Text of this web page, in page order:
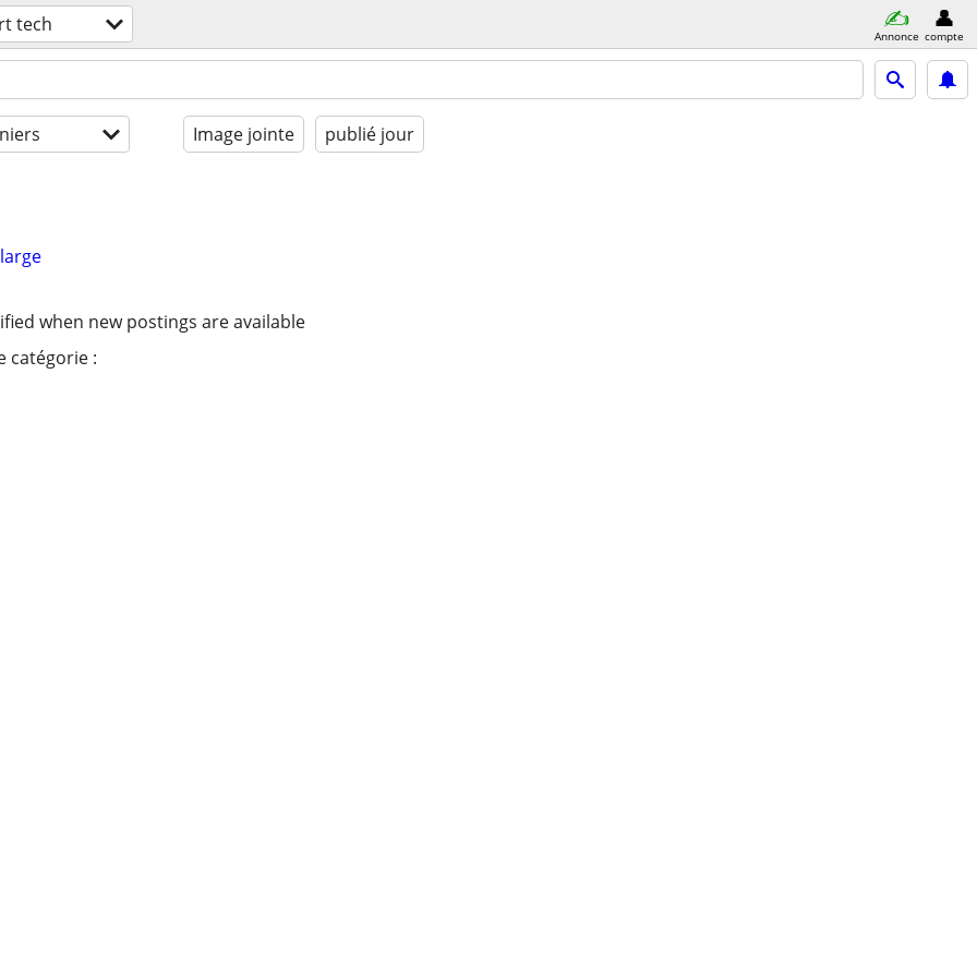
tech Annonce compte
Image jointe publié jour
when new postings are available
catégorie :